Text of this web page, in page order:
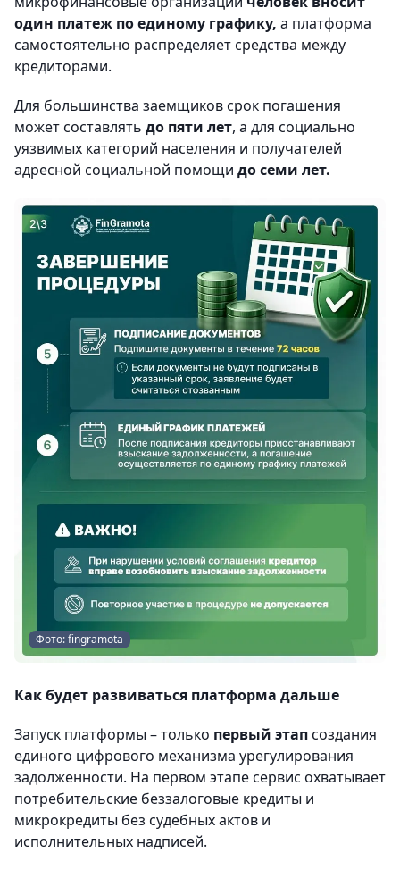
один платеж по единому графику, а платформа
самостоятельно распределяет средства между
кредиторами.
Для большинства заемщиков срок погашения
может составлять до пяти лет, а для социально
уязвимых категорий населения и получателей
адресной социальной помощи до семи лет.
Фото: fingramota
Как будет развиваться платформа дальше
Запуск платформы – только первый этапсоздания
единого цифрового механизма урегулирования
задолженности. На первом этапе сервис охватывает
потребительские беззалоговые кредиты и
микрокредиты без судебных актов и
исполнительных надписей.